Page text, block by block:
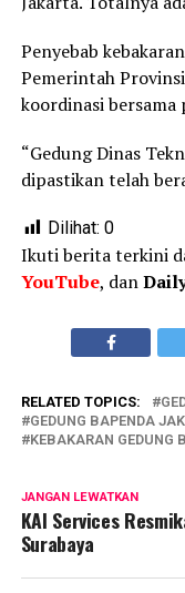
Penyebab
Pemerintah
koordinasi bersama
“Gedung Dinas
dipastikan telah
Dilihat: 0
Ikuti berita terkini
YouTube, dan
RELATED TOPICS:
GEDUNG BAPENDA
KEBAKARAN GEDUNG
JANGAN LEWATKAN
KAI Services
Surabaya